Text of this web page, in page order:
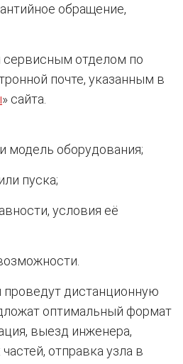
обращение,
сервисным отделом по
почте, указанным в
» сайта.
модель оборудования;
пуска;
условия её
дистанционную
оптимальный формат
выезд инженера,
отправка узла в